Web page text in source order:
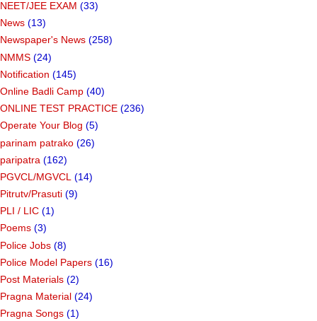
NEET/JEE EXAM (33)
News (13)
Newspaper's News (258)
NMMS (24)
Notification (145)
Online Badli Camp (40)
ONLINE TEST PRACTICE (236)
Operate Your Blog (5)
parinam patrako (26)
paripatra (162)
PGVCL/MGVCL (14)
Pitrutv/Prasuti (9)
PLI / LIC (1)
Poems (3)
Police Jobs (8)
Police Model Papers (16)
Post Materials (2)
Pragna Material (24)
Pragna Songs (1)